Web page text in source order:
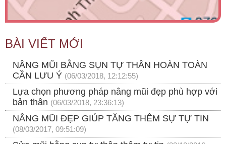
BÀI VIẾT MỚI
NÂNG MŨI BẰNG SỤN TỰ THÂN HOÀN TOÀN
CẦN LƯU Ý (06/03/2018, 12:12:55)
Lựa chọn phương pháp nâng mũi đẹp phù hợp với
bản thân (06/03/2018, 23:36:13)
NÂNG MŨI ĐẸP GIÚP TĂNG THÊM SỰ TỰ TIN
(08/03/2017, 09:51:09)